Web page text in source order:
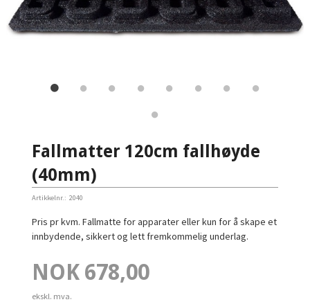
Fallmatter 120cm fallhøyde
(40mm)
Artikkelnr.: 2040
Pris pr kvm. Fallmatte for apparater eller kun for å skape et
innbydende, sikkert og lett fremkommelig underlag.
Pris
NOK 678,00
ekskl. mva.